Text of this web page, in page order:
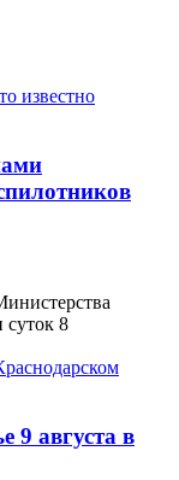
суток 8
9 августа в